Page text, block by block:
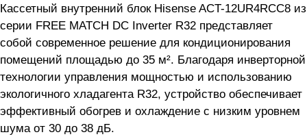
Кассетный внутренний блок Hisense ACT-12UR4RCC8 из
серии FREE MATCH DC Inverter R32 представляет
собой современное решение для кондиционирования
помещений площадью до 35 м². Благодаря инверторной
технологии управления мощностью и использованию
экологичного хладагента R32, устройство обеспечивает
эффективный обогрев и охлаждение с низким уровнем
шума от 30 до 38 дБ.